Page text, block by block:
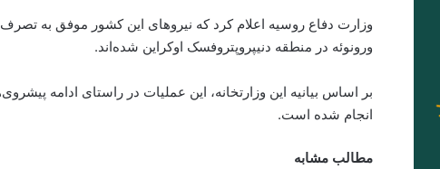
وزارت دفاع روسیه اعلام کرد که نیروهای این کشور موفق به
ورونوئه در منطقه دنیپروپتروفسک اوکراین شده‌اند.
بر اساس بیانیه این وزارتخانه، این عملیات در راستای ادامه
انجام شده است.
مطالب مشابه